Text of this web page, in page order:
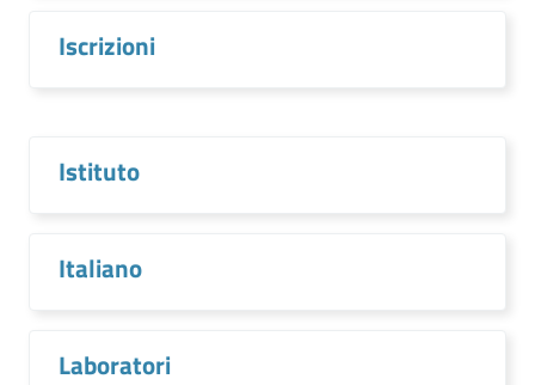
Iscrizioni
Istituto
Italiano
Laboratori